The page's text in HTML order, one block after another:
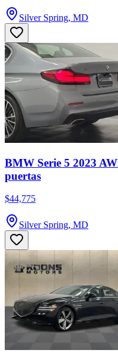
Silver Spring, MD
BMW Serie 5 2023
puertas
$44,775
Silver Spring, MD